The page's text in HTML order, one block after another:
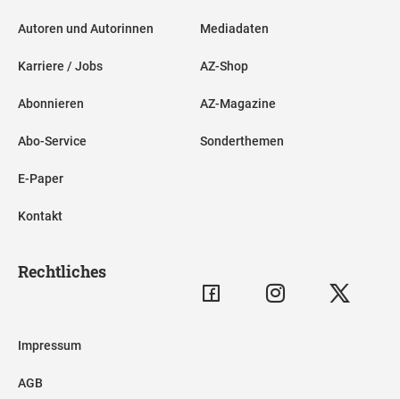
Autoren und Autorinnen
Karriere / Jobs
Abonnieren
Abo-Service
E-Paper
Kontakt
Mediadaten
AZ-Shop
AZ-Magazine
Sonderthemen
Rechtliches
Impressum
AGB